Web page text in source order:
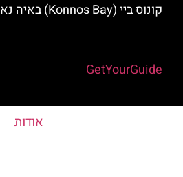
קונוס ביי (Konnos Bay) באיה נאפה
GetYourGuide
אודות